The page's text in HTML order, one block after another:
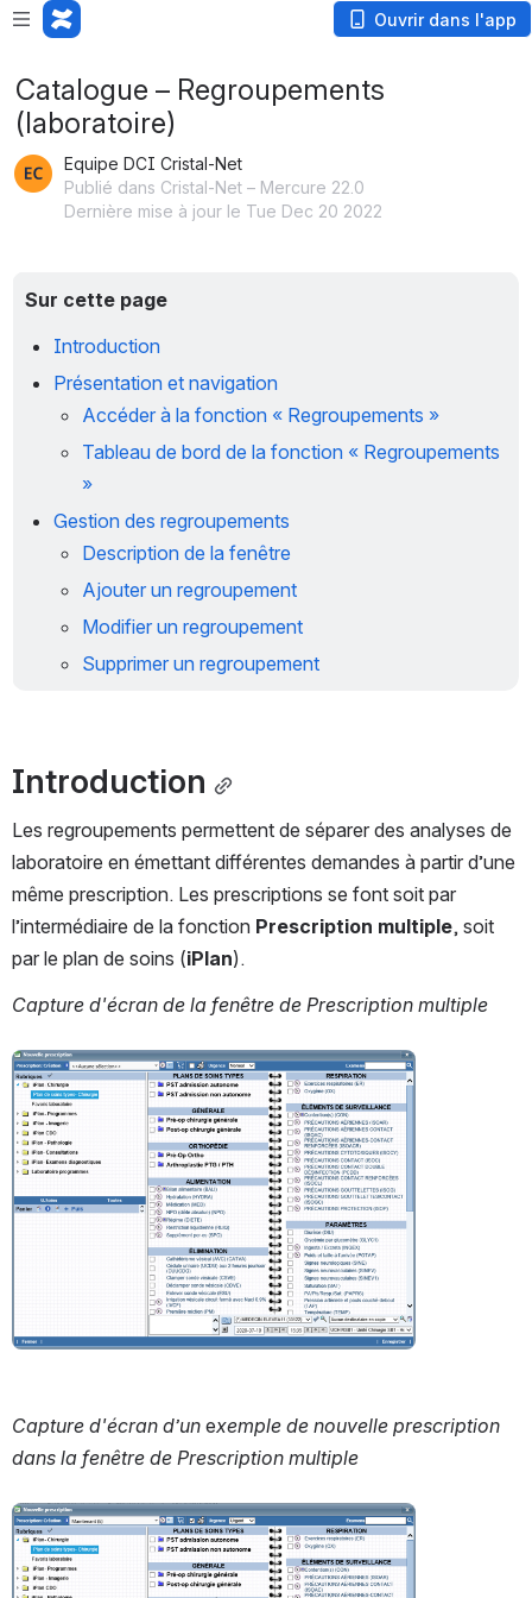
Ouvrir dans l'app
Catalogue – Regroupements
(laboratoire)
Equipe DCI Cristal-Net
Publié dans Cristal-Net – Mercure 22.0
Dernière mise à jour le Tue Dec 20 2022
Sur cette page
Introduction
Présentation et navigation
Accéder à la fonction « Regroupements »
Tableau de bord de la fonction « Regroupements
»
Gestion des regroupements
Description de la fenêtre
Ajouter un regroupement
Modifier un regroupement
Supprimer un regroupement
Introduction
Les regroupements permettent de séparer des analyses de
laboratoire en émettant différentes demandes à partir d’une
même prescription. Les prescriptions se font soit par
l’intermédiaire de la fonction Prescription multiple, soit
par le plan de soins (iPlan).
Capture d'écran de la fenêtre de Prescription multiple
Ouvrir
Capture d'écran d’un exemple de nouvelle prescription
dans la fenêtre de Prescription multiple
Ouvrir